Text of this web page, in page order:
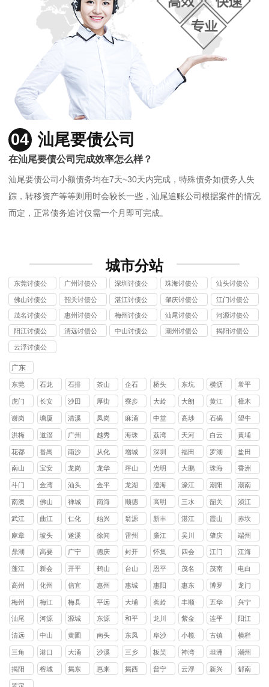
04 汕尾要债公司
在汕尾要债公司完成效率怎么样？
汕尾要债公司小额债务均在7天~30天内完成，特殊债务如债务人失
踪，转移资产等等则用时会较长一些，汕尾追账公司根据案件的情况
而定，正常债务追讨仅需一个月即可完成。
城市分站
东莞讨债公
司
广州讨债公
司
深圳讨债公
司
珠海讨债公
司
汕头讨债公
司
佛山讨债公
司
韶关讨债公
司
湛江讨债公
司
肇庆讨债公
司
江门讨债公
司
茂名讨债公
司
惠州讨债公
司
梅州讨债公
司
汕尾讨债公
司
河源讨债公
司
阳江讨债公
司
清远讨债公
中山讨债公
潮州讨债公
揭阳讨债公
云浮讨债公
司
广东
东莞
石龙
镇
石排
镇
茶山
镇
企石
镇
桥头
镇
东坑
镇
横沥
镇
常平
镇
虎门
镇
长安
镇
沙田
镇
厚街
镇
寮步
镇
大岭
山镇
大朗
镇
黄江
镇
樟木
头镇
谢岗
镇
塘厦
镇
清溪
镇
凤岗
镇
麻涌
镇
中堂
镇
高埗
镇
石碣
镇
望牛
墩镇
洪梅
镇
道滘
镇
广州
越秀
区
海珠
区
荔湾
区
天河
区
白云
区
黄埔
区
花都
区
番禺
区
南沙
区
从化
区
增城
区
深圳
福田
区
罗湖
区
盐田
区
南山
区
宝安
区
龙岗
区
龙华
区
坪山
区
光明
区
大鹏
新区
珠海
香洲
区
斗门
区
金湾
区
汕头
金平
区
龙湖
区
澄海
区
濠江
区
潮阳
区
潮南
区
南澳
县
佛山
禅城
区
南海
区
顺德
区
高明
区
三水
区
韶关
浈江
区
武江
区
曲江
区
仁化
县
始兴
县
翁源
县
新丰
县
湛江
霞山
区
赤坎
区
麻章
区
坡头
区
遂溪
县
徐闻
县
雷州
市
廉江
市
吴川
市
肇庆
端州
区
鼎湖
区
高要
区
广宁
县
德庆
县
封开
县
怀集
县
四会
市
江门
江海
区
蓬江
区
新会
区
开平
县
鹤山
县
台山
县
恩平
县
茂名
茂南
区
电白
区
高州
市
化州
市
信宜
市
惠州
惠城
区
惠阳
区
惠东
县
博罗
县
龙门
县
梅州
梅江
区
梅县
区
平远
县
大埔
县
蕉岭
县
丰顺
县
五华
县
兴宁
市
汕尾 河源
源城
区
东源
县
和平
县
龙川
县
紫金
县
连平
县
阳江
清远 中山
黄圃
镇
南头
镇
东凤
镇
阜沙
镇
小榄
镇
古镇
镇
横栏
镇
三角
镇
港口
镇
大涌
镇
沙溪
镇
三乡
镇
板芙
镇
神湾
镇
坦洲
镇
潮州
揭阳
榕城
揭东
惠来
揭西
普宁
云浮
新兴
郁南
罗定